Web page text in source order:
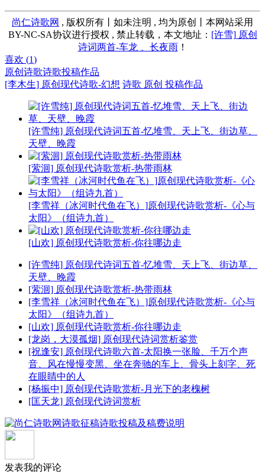
尚仁诗歌网 , 版权所有丨如未注明 , 均为原创丨本网站采用
BY-NC-SA协议进行授权 , 禁止转载，本文地址： [许雪] 原创
诗词两首-车龙 、长夜雨！
喜欢 (1)
原创诗歌诗歌投稿作品
[李木生] 原创现代诗歌-幻想 诗歌 原创 投稿作品
[许雪纯] 原创现代诗词五首-忆堆雪、天上飞、街边草、
天壁、晚霞
[萦洄] 原创现代诗歌赏析-热带雨林
[李雪祥（冰河时代鱼在飞）]原创现代诗歌赏析-《心与
太阳》（组诗九首）
[山欢] 原创现代诗歌赏析-你往哪边走
[许雪纯] 原创现代诗词五首-忆堆雪、天上飞、街边草、
天壁、晚霞
[萦洄] 原创现代诗歌赏析-热带雨林
[李雪祥（冰河时代鱼在飞）]原创现代诗歌赏析-《心与
太阳》（组诗九首）
[山欢] 原创现代诗歌赏析-你往哪边走
[龙岗，大漠孤烟] 原创现代诗词赏析鉴赏
[祝逢安] 原创现代诗歌六首-太阳换一张脸、千万个声
音、风在慢慢变黑、坐在奔驰的车上、骨头上刻字、死
在眼睛中的人
[杨振中] 原创现代诗歌赏析-月光下的老槐树
[匡天龙] 原创现代诗词赏析
发表我的评论